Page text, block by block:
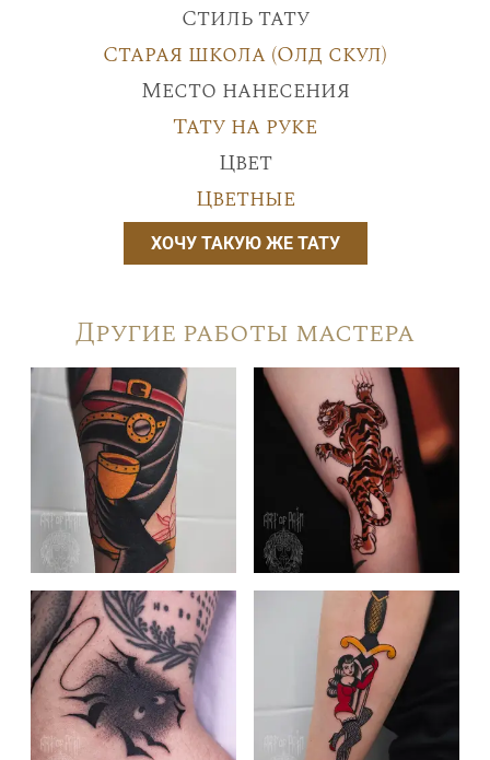
Стиль тату
Старая школа (Олд скул)
Место нанесения
Тату на руке
Цвет
Цветные
ХОЧУ ТАКУЮ ЖЕ ТАТУ
Другие работы мастера